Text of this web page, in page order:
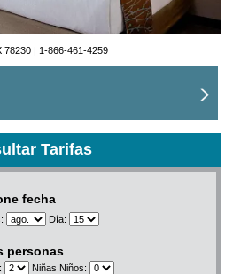
78230 | 1-866-461-4259
Tarifas
fecha
Día:
personas
Niñas Niños: